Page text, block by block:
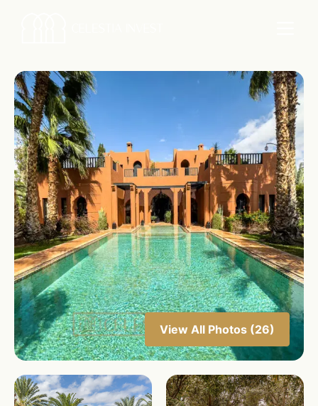
View All Photos (26)